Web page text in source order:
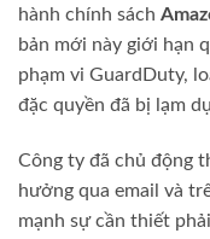
hành chính sách
bản mới này giới hạn
phạm vi GuardDuty,
đặc quyền đã bị lạm
Công ty đã chủ động
hưởng qua email và
mạnh sự cần thiết